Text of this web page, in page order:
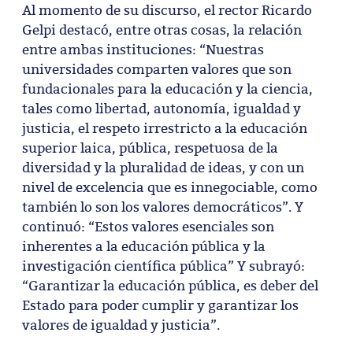
Al momento de su discurso, el rector Ricardo
Gelpi destacó, entre otras cosas, la relación
entre ambas instituciones: “Nuestras
universidades comparten valores que son
fundacionales para la educación y la ciencia,
tales como libertad, autonomía, igualdad y
justicia, el respeto irrestricto a la educación
superior laica, pública, respetuosa de la
diversidad y la pluralidad de ideas, y con un
nivel de excelencia que es innegociable, como
también lo son los valores democráticos”. Y
continuó: “Estos valores esenciales son
inherentes a la educación pública y la
investigación científica pública” Y subrayó:
“Garantizar la educación pública, es deber del
Estado para poder cumplir y garantizar los
valores de igualdad y justicia”.